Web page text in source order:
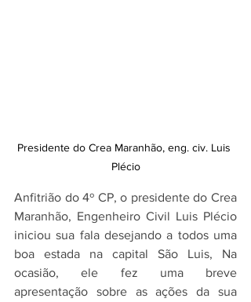
Presidente do Crea Maranhão, eng. civ. Luis
Plécio
Anfitrião do 4º CP, o presidente do Crea
Maranhão, Engenheiro Civil Luis Plécio
iniciou sua fala desejando a todos uma
boa estada na capital São Luis, Na
ocasião, ele fez uma breve
apresentação sobre as ações da sua